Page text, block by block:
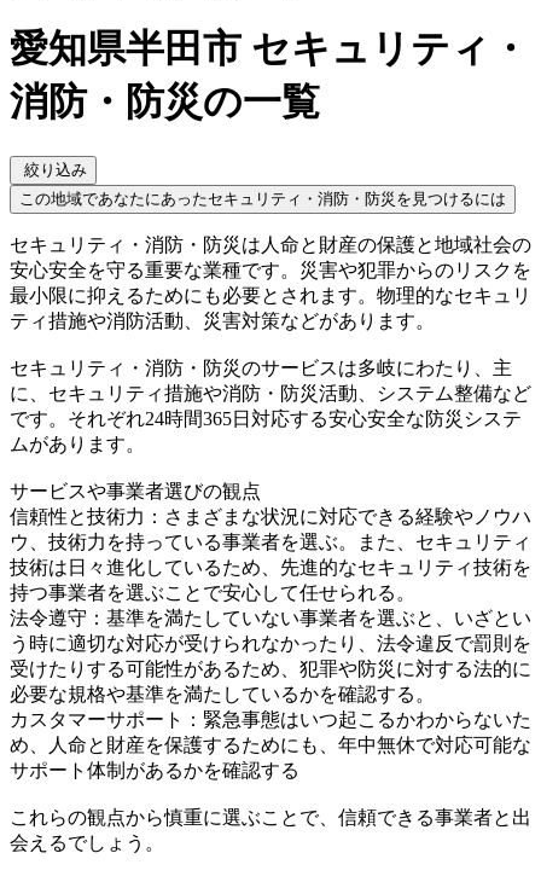
愛知県半田市 セキュリティ・
消防・防災の一覧
絞り込み
この地域であなたにあったセキュリティ・消防・防災を見つけるには
セキュリティ・消防・防災は人命と財産の保護と地域社会の
安心安全を守る重要な業種です。災害や犯罪からのリスクを
最小限に抑えるためにも必要とされます。物理的なセキュリ
ティ措施や消防活動、災害対策などがあります。
セキュリティ・消防・防災のサービスは多岐にわたり、主
に、セキュリティ措施や消防・防災活動、システム整備など
です。それぞれ24時間365日対応する安心安全な防災システ
ムがあります。
サービスや事業者選びの観点
信頼性と技術力：さまざまな状況に対応できる経験やノウハ
ウ、技術力を持っている事業者を選ぶ。また、セキュリティ
技術は日々進化しているため、先進的なセキュリティ技術を
持つ事業者を選ぶことで安心して任せられる。
法令遵守：基準を満たしていない事業者を選ぶと、いざとい
う時に適切な対応が受けられなかったり、法令違反で罰則を
受けたりする可能性があるため、犯罪や防災に対する法的に
必要な規格や基準を満たしているかを確認する。
カスタマーサポート：緊急事態はいつ起こるかわからないた
め、人命と財産を保護するためにも、年中無休で対応可能な
サポート体制があるかを確認する
これらの観点から慎重に選ぶことで、信頼できる事業者と出
会えるでしょう。